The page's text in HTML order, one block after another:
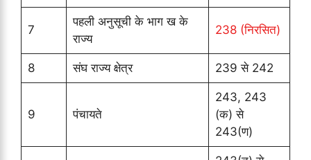
7
पहली अनुसूची के भाग ख के
राज्य
238 (निरसित)
8 संघ राज्य क्षेत्र 239 से 242
9 पंचायते
243, 243
(क) से
243(ण)